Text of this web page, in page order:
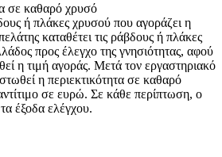
σε καθαρό χρυσό
ή πλάκες χρυσού που αγοράζει η
καταθέτει τις ράβδους ή πλάκες
προς έλεγχο της γνησιότητας, αφού
η τιμή αγοράς. Μετά τον εργαστηριακό
η περιεκτικότητα σε καθαρό
σε ευρώ. Σε κάθε περίπτωση, ο
έξοδα ελέγχου.